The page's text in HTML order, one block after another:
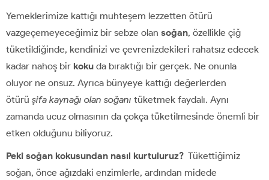
Yemeklerimize kattığı muhteşem lezzetten ötürü
vazgeçemeyeceğimiz bir sebze olan soğan, özellikle çiğ
tüketildiğinde, kendinizi ve çevrenizdekileri rahatsız edecek
kadar nahoş bir koku da bıraktığı bir gerçek. Ne onunla
oluyor ne onsuz. Ayrıca bünyeye kattığı değerlerden
ötürü şifa kaynağı olan soğanı tüketmek faydalı. Aynı
zamanda ucuz olmasının da çokça tüketilmesinde önemli bir
etken olduğunu biliyoruz.
Peki soğan kokusundan nasıl kurtuluruz? Tükettiğimiz
soğan, önce ağızdaki enzimlerle, ardından midede